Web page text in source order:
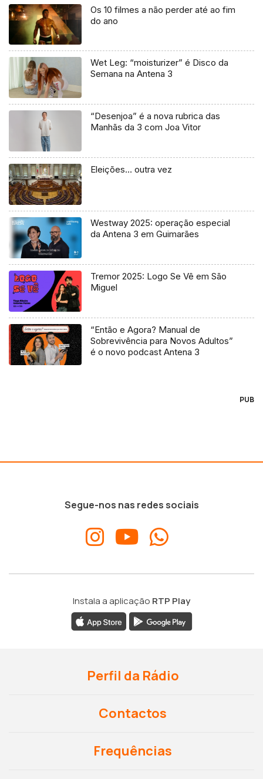
Os 10 filmes a não perder até ao fim
do ano
Wet Leg: “moisturizer” é Disco da
Semana na Antena 3
“Desenjoa” é a nova rubrica das
Manhãs da 3 com Joa Vitor
Eleições… outra vez
Westway 2025: operação especial
da Antena 3 em Guimarães
Tremor 2025: Logo Se Vê em São
Miguel
“Então e Agora? Manual de
Sobrevivência para Novos Adultos”
é o novo podcast Antena 3
PUB
Segue-nos nas redes sociais
Instala a aplicação RTP Play
Perfil da Rádio
Contactos
Frequências